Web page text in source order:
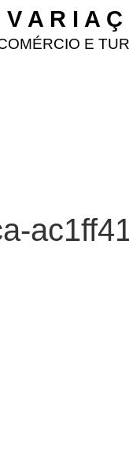
V A R I A Ç
E